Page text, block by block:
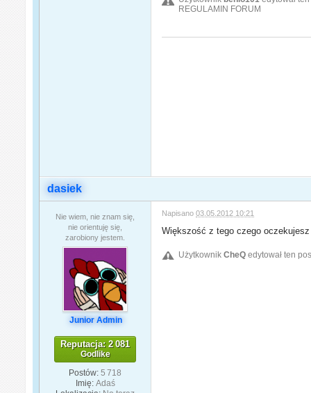
REGULAMIN FORUM
dasiek
Nie wiem, nie znam się,
nie orientuję się,
zarobiony jestem.
Junior Admin
Reputacja: 2 081
Godlike
Postów: 5 718
Imię: Adaś
Napisano03.05.2012 10:21
Większość z tego czego
UżytkownikCheQ edytował ten